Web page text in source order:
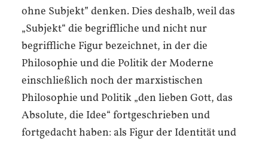
ohne Subjekt” denken. Dies deshalb, weil das
„Subjekt“ die begriffliche und nicht nur
begriffliche Figur bezeichnet, in der die
Philosophie und die Politik der Moderne
einschließlich noch der marxistischen
Philosophie und Politik „den lieben Gott, das
Absolute, die Idee“ fortgeschrieben und
fortgedacht haben: als Figur der Identität und